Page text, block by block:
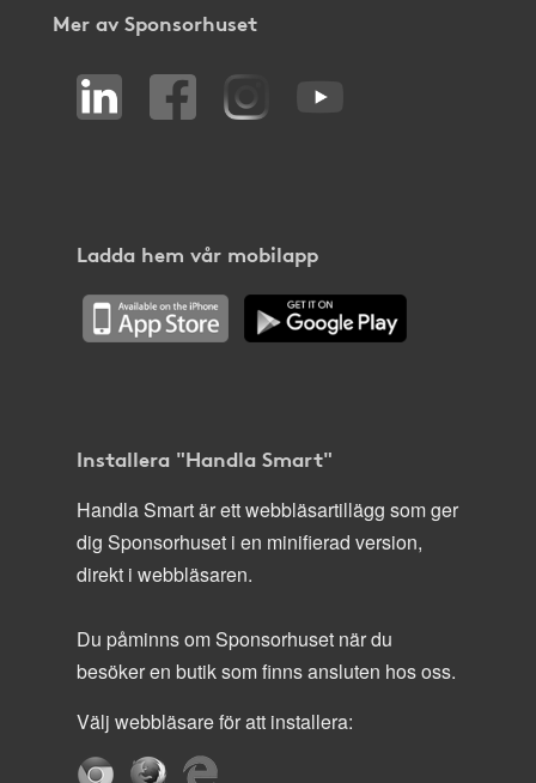
Mer av Sponsorhuset
Ladda hem vår mobilapp
Installera "Handla Smart"
Handla Smart är ett webbläsartillägg som ger
dig Sponsorhuset i en minifierad version,
direkt i webbläsaren.
Du påminns om Sponsorhuset när du
besöker en butik som finns ansluten hos oss.
Välj webbläsare för att installera: